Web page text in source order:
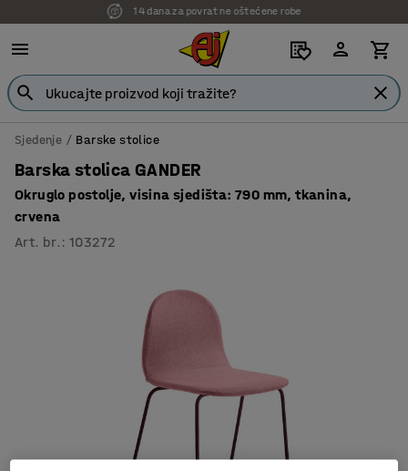
7 godina garancije
Sjedenje Barske stolice
Barska stolica GANDER
Okruglo postolje, visina sjedišta: 790 mm, tkanina,
crvena
Art. br. :103272